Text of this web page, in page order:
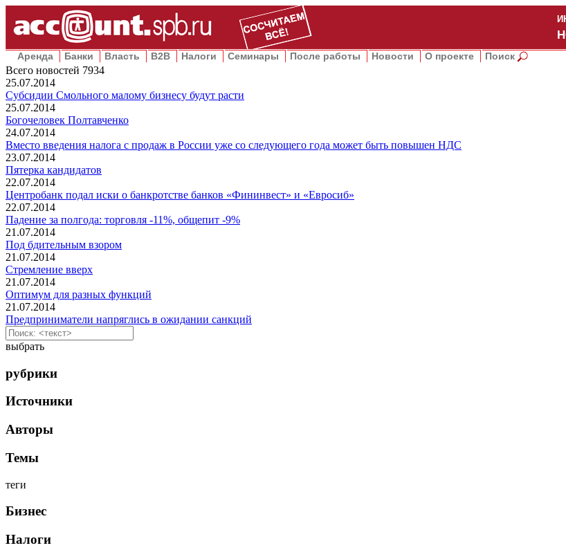
Аренда Банки Власть B2B Налоги Семинары После работы Новости О проекте Поиск
Всего новостей 7934
25.07.2014
Субсидии Смольного малому бизнесу будут расти
25.07.2014
Богочеловек Полтавченко
24.07.2014
Вместо введения налога с продаж в России уже со следующего года может быть повышен НДС
23.07.2014
Пятерка кандидатов
22.07.2014
Центробанк подал иски о банкротстве банков «Фининвест» и «Евросиб»
22.07.2014
Падение за полгода: торговля -11%, общепит -9%
21.07.2014
Под бдительным взором
21.07.2014
Стремление вверх
21.07.2014
Оптимум для разных функций
21.07.2014
Предприниматели напряглись в ожидании санкций
выбрать
рубрики
Источники
Авторы
Темы
теги
Бизнес
Налоги